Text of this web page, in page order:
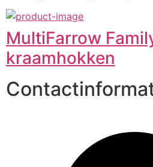
MultiFarrow
kraamhokken